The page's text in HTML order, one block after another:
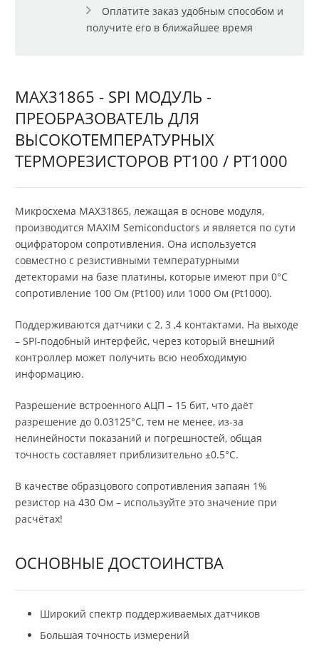
Оплатите заказ удобным способом и
получите его в ближайшее время
MAX31865 - SPI МОДУЛЬ -
ПРЕОБРАЗОВАТЕЛЬ ДЛЯ
ВЫСОКОТЕМПЕРАТУРНЫХ
ТЕРМОРЕЗИСТОРОВ PT100 / PT1000
Микросхема MAX31865, лежащая в основе модуля,
производится MAXIM Semiconductors и является по сути
оцифратором сопротивления. Она используется
совместно с резистивными температурными
детекторами на базе платины, которые имеют при 0°С
сопротивление 100 Ом (Pt100) или 1000 Ом (Pt1000).
Поддерживаются датчики с 2, 3 ,4 контактами. На выходе
– SPI-подобный интерфейс, через который внешний
контроллер может получить всю необходимую
информацию.
Разрешение встроенного АЦП – 15 бит, что даёт
разрешение до 0.03125°С, тем не менее, из-за
нелинейности показаний и погрешностей, общая
точность составляет приблизительно ±0.5°С.
В качестве образцового сопротивления запаян 1%
резистор на 430 Ом – используйте это значение при
расчётах!
ОСНОВНЫЕ ДОСТОИНСТВА
Широкий спектр поддерживаемых датчиков
Большая точность измерений